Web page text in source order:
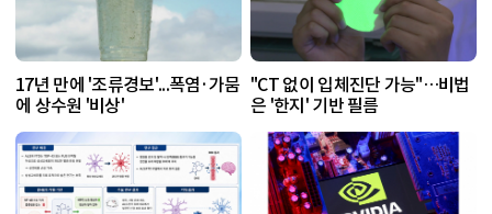
17년 만에 '조류경보'...폭염·가뭄
에 상수원 '비상'
"CT 없이 입체진단 가능"…비법
은 '한지' 기반 필름